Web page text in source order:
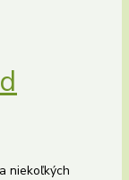
niekoľkých